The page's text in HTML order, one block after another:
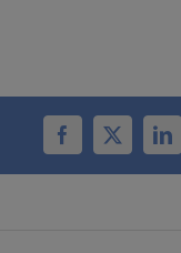
Facebook
X